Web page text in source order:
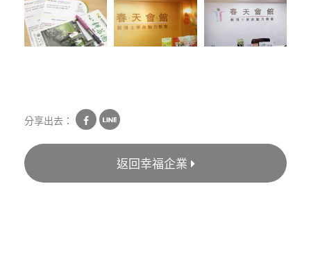
分享出去：
返回幸福企業